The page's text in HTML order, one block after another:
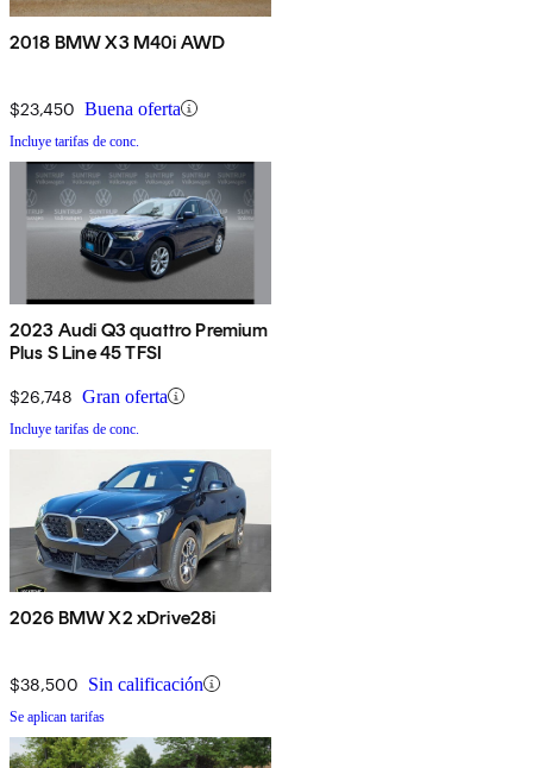
2018 BMW X3 M40i AWD
$23,450 Buena oferta
Incluye tarifas de conc.
2023 Audi Q3 quattro Premium
Plus S Line 45 TFSI
$26,748 Gran oferta
Incluye tarifas de conc.
2026 BMW X2 xDrive28i
$38,500 Sin calificación
Se aplican tarifas